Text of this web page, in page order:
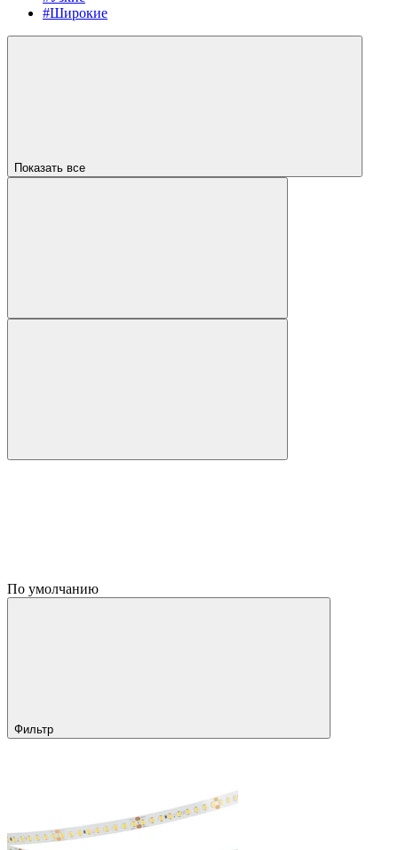
#Широкие
Показать все
По умолчанию
Фильтр